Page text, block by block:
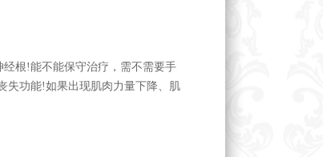
根!能不能保守治疗，需不需要手
失功能!如果出现肌肉力量下降、肌